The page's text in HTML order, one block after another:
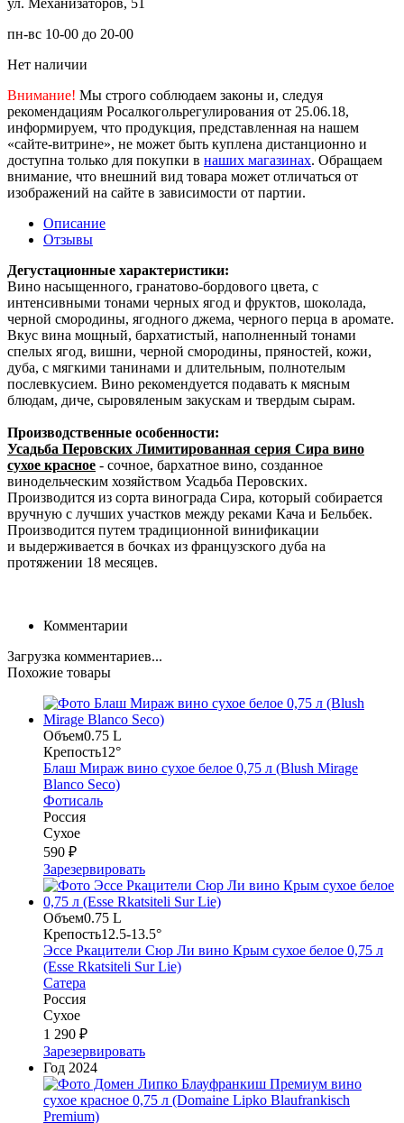
пн-вс 10-00 до 20-00
Нет наличии
Внимание! Мы строго соблюдаем законы и, следуя
рекомендациям Росалкогольрегулирования от 25.06.18,
информируем, что продукция, представленная на нашем
«сайте-витрине», не может быть куплена дистанционно и
доступна только для покупки в наших магазинах. Обращаем
внимание, что внешний вид товара может отличаться от
изображений на сайте в зависимости от партии.
Описание
Отзывы
Дегустационные характеристики:
Вино насыщенного, гранатово-бордового цвета, с
интенсивными тонами черных ягод и фруктов, шоколада,
черной смородины, ягодного джема, черного перца в аромате.
Вкус вина мощный, бархатистый, наполненный тонами
спелых ягод, вишни, черной смородины, пряностей, кожи,
дуба, с мягкими танинами и длительным, полнотелым
послевкусием. Вино рекомендуется подавать к мясным
блюдам, диче, сыровяленым закускам и твердым сырам.
Производственные особенности:
Усадьба Перовских Лимитированная серия Сира вино
сухое красное - сочное, бархатное вино, созданное
винодельческим хозяйством Усадьба Перовских.
Производится из сорта винограда Сира, который собирается
вручную с лучших участков между реками Кача и Бельбек.
Производится путем традиционной винификации
и выдерживается в бочках из французского дуба на
протяжении 18 месяцев.
Комментарии
Загрузка комментариев...
Похожие товары
Объем0.75 L
Крепость12°
Блаш Мираж вино сухое белое 0,75 л (Blush Mirage
Blanco Seco)
Фотисаль
Россия
Сухое
590 ₽
Зарезервировать
Объем0.75 L
Крепость12.5-13.5°
Эссе Ркацители Сюр Ли вино Крым сухое белое 0,75 л
(Esse Rkatsiteli Sur Lie)
Сатера
Россия
Сухое
1 290 ₽
Зарезервировать
Год 2024